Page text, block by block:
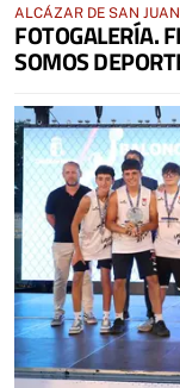
ALCÁZAR DE SAN JUAN
FOTOGALERÍA.
SOMOS